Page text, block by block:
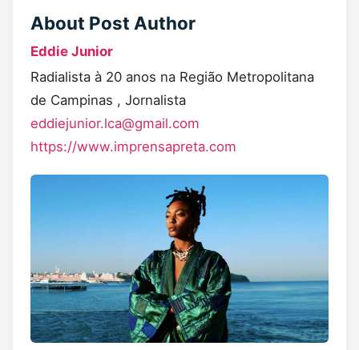
About Post Author
Eddie Junior
Radialista à 20 anos na Região Metropolitana
de Campinas , Jornalista
eddiejunior.lca@gmail.com
https://www.imprensapreta.com